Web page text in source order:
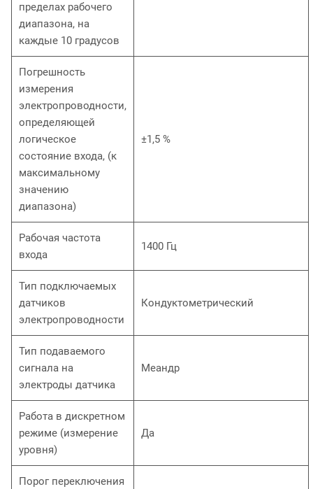
пределах рабочего
диапазона, на
каждые 10 градусов
Погрешность
измерения
электропроводности,
определяющей
логическое
состояние входа, (к
максимальному
значению
диапазона)
±1,5 %
Рабочая частота
входа
1400 Гц
Тип подключаемых
датчиков
электропроводности
Кондуктометрический
Тип подаваемого
сигнала на
электроды датчика
Меандр
Работа в дискретном
режиме (измерение
уровня)
Да
Порог переключения